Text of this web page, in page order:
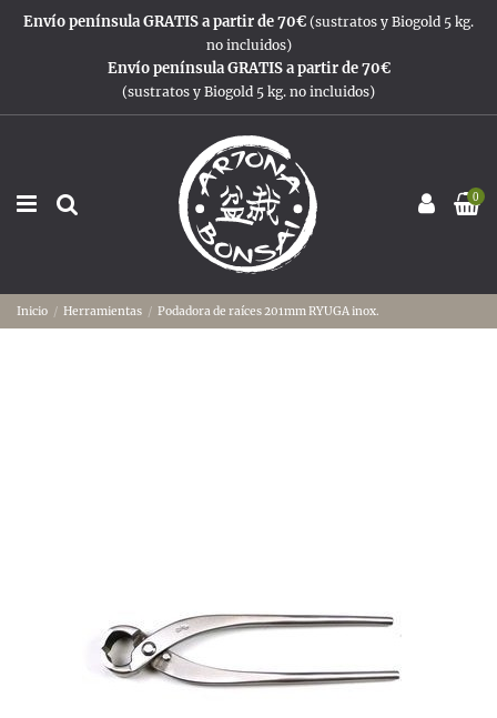
Envío península GRATIS a partir de 70€ (sustratos y Biogold 5 kg.
no incluidos)
Envío península GRATIS a partir de 70€
(sustratos y Biogold 5 kg. no incluidos)
0
Inicio Herramientas Podadora de raíces 201mm RYUGA inox.